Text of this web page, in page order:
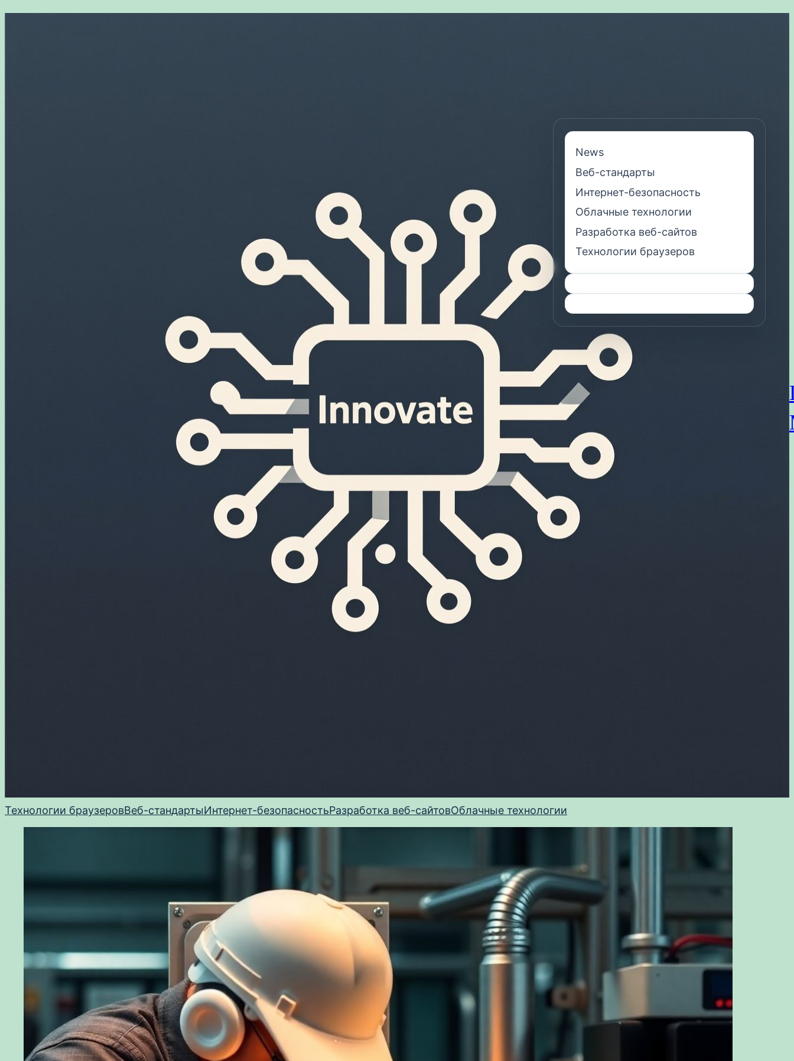
Перейти
Технологии браузеровВеб-стандартыИнтернет-безопасностьРазработка веб-сайтовОблачные технологии
News
Веб-стандарты
Интернет-безопасность
Облачные технологии
Разработка веб-сайтов
Технологии браузеров